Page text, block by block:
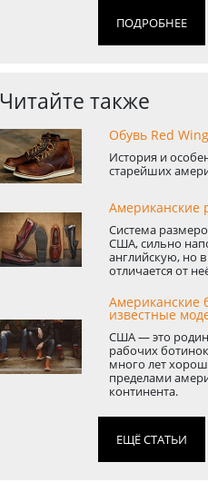
ПОДРОБНЕЕ
Читайте также
Обувь Red Wing
История и
старейших
Американские
Система
США, сильно
английскую, но
отличается от
Американские
известные
США — это
рабочих
много лет
пределами
континента.
ЕЩЁ СТАТЬИ